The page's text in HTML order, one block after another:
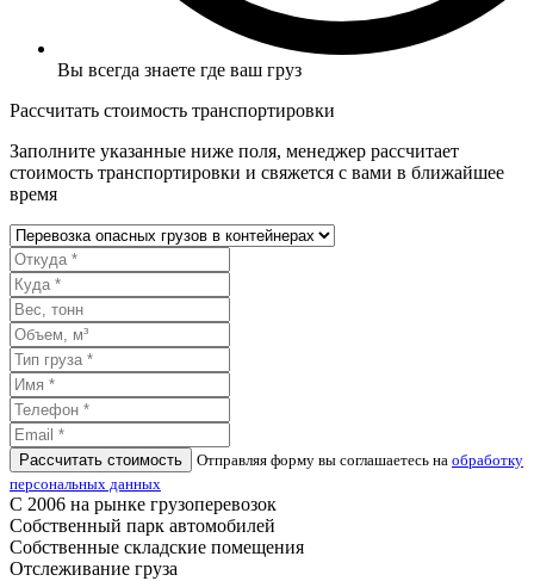
Вы всегда знаете где ваш груз
Рассчитать стоимость транспортировки
Заполните указанные ниже поля, менеджер рассчитает
стоимость транспортировки и свяжется с вами в ближайшее
время
Рассчитать стоимость Отправляя форму вы соглашаетесь на обработку
персональных данных
С 2006 на рынке грузоперевозок
Собственный парк автомобилей
Собственные складские помещения
Отслеживание груза